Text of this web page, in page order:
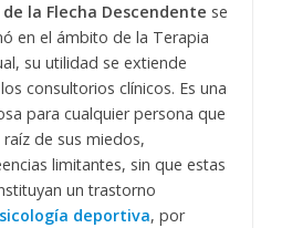
la Flecha Descendente se
en el ámbito de la Terapia
su utilidad se extiende
consultorios clínicos. Es una
para cualquier persona que
de sus miedos,
limitantes, sin que estas
un trastorno
deportiva, por